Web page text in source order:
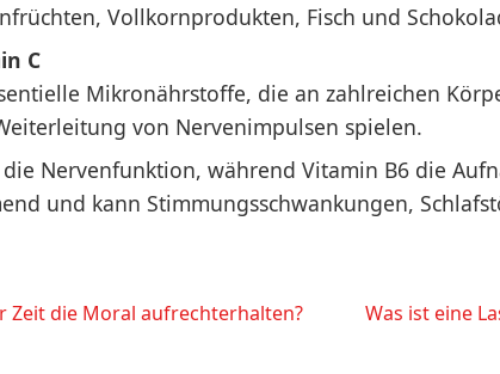
Vollkornprodukten, Fisch und
C
Mikronährstoffe, die an zahlreichen
von Nervenimpulsen spielen.
Nervenfunktion, während Vitamin B6 die
und kann Stimmungsschwankungen,
Zeit die Moral aufrechterhalten? Was ist eine